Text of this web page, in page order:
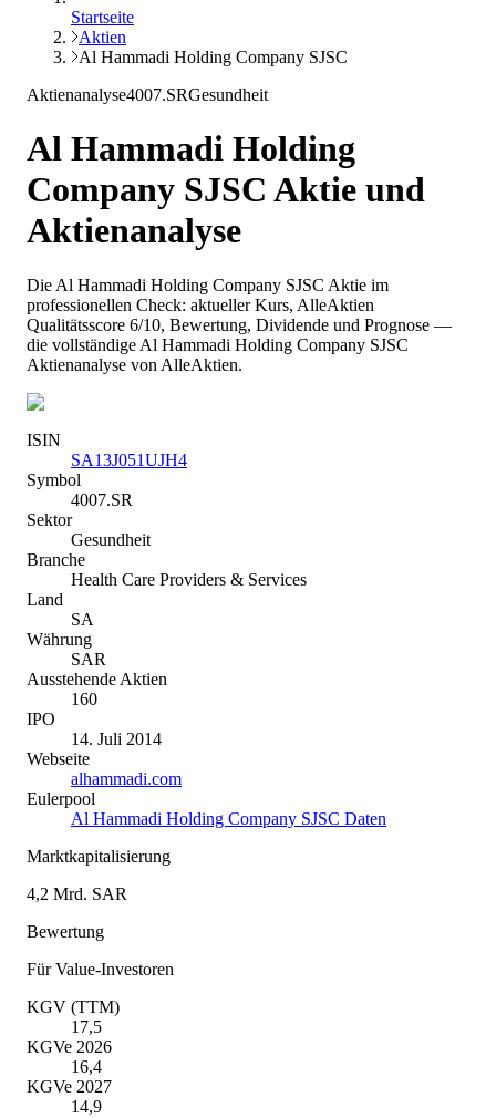
Startseite
Aktien
Al Hammadi Holding Company SJSC
Aktienanalyse4007.SRGesundheit
Al Hammadi Holding
Company SJSC Aktie und
Aktienanalyse
Die Al Hammadi Holding Company SJSC Aktie im
professionellen Check: aktueller Kurs, AlleAktien
Qualitätsscore 6/10, Bewertung, Dividende und Prognose —
die vollständige Al Hammadi Holding Company SJSC
Aktienanalyse von AlleAktien.
ISIN
SA13J051UJH4
Symbol
4007.SR
Sektor
Gesundheit
Branche
Health Care Providers & Services
Land
SA
Währung
SAR
Ausstehende Aktien
160
IPO
14. Juli 2014
Webseite
alhammadi.com
Eulerpool
Al Hammadi Holding Company SJSC Daten
Marktkapitalisierung
4,2 Mrd. SAR
Bewertung
Für Value-Investoren
KGV (TTM)
17,5
KGVe 2026
16,4
KGVe 2027
14,9